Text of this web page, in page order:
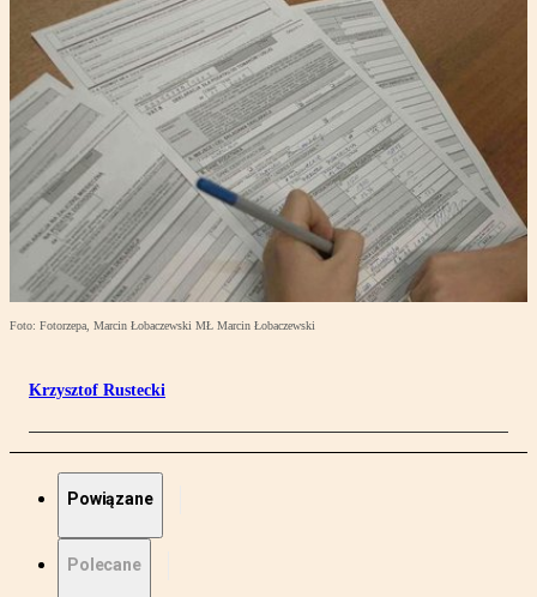
Foto: Fotorzepa, Marcin Łobaczewski MŁ Marcin Łobaczewski
Krzysztof Rustecki
Powiązane
Polecane